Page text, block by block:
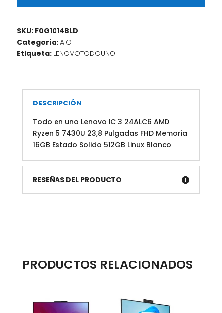
AMD
5
7430U
23,8
Memoria
16GB
Solido
512GB
Blanco
SKU: F0G1014BLD
Categoría:AIO
Etiqueta: LENOVOTODOUNO
DESCRIPCIÓN
Todo en uno Lenovo IC 3 24ALC6 AMD
Ryzen 5 7430U 23,8 Pulgadas FHD Memoria
16GB Estado Solido 512GB Linux Blanco
RESEÑAS DEL PRODUCTO
PRODUCTOS RELACIONADOS